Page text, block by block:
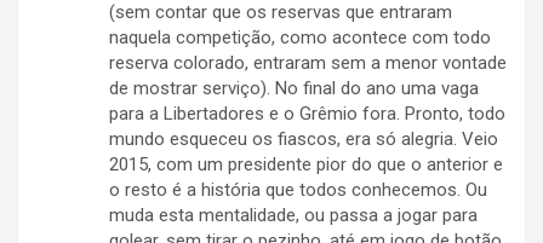
(sem contar que os reservas que entraram
naquela competição, como acontece com todo
reserva colorado, entraram sem a menor vontade
de mostrar serviço). No final do ano uma vaga
para a Libertadores e o Grêmio fora. Pronto, todo
mundo esqueceu os fiascos, era só alegria. Veio
2015, com um presidente pior do que o anterior e
o resto é a história que todos conhecemos. Ou
muda esta mentalidade, ou passa a jogar para